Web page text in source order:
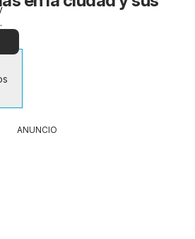
ANUNCIO